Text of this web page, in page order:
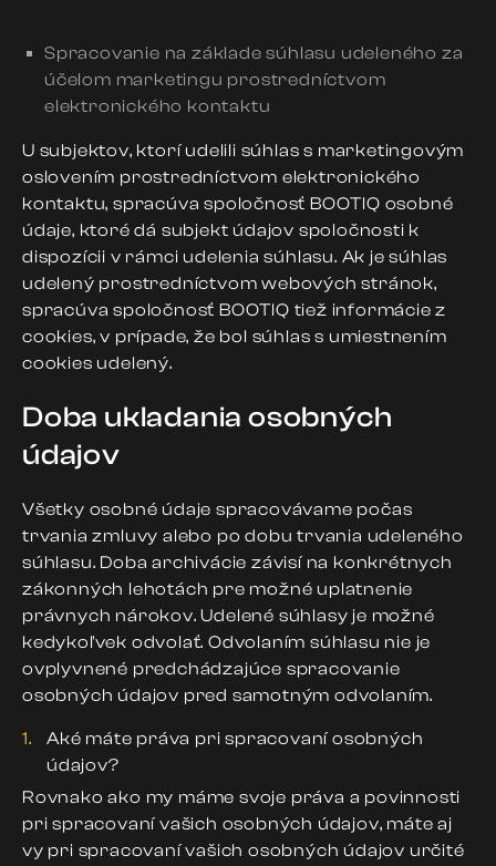
Spracovanie na základe súhlasu udeleného za
účelom marketingu prostredníctvom
elektronického kontaktu
U subjektov, ktorí udelili súhlas s marketingovým
oslovením prostredníctvom elektronického
kontaktu, spracúva spoločnosť BOOTIQ osobné
údaje, ktoré dá subjekt údajov spoločnosti k
dispozícii v rámci udelenia súhlasu. Ak je súhlas
udelený prostredníctvom webových stránok,
spracúva spoločnosť BOOTIQ tiež informácie z
cookies, v prípade, že bol súhlas s umiestnením
cookies udelený.
Doba ukladania osobných
údajov
Všetky osobné údaje spracovávame počas
trvania zmluvy alebo po dobu trvania udeleného
súhlasu. Doba archivácie závisí na konkrétnych
zákonných lehotách pre možné uplatnenie
právnych nárokov. Udelené súhlasy je možné
kedykoľvek odvolať. Odvolaním súhlasu nie je
ovplyvnené predchádzajúce spracovanie
osobných údajov pred samotným odvolaním.
Aké máte práva pri spracovaní osobných
údajov?
Rovnako ako my máme svoje práva a povinnosti
pri spracovaní vašich osobných údajov, máte aj
vy pri spracovaní vašich osobných údajov určité